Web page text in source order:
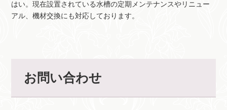
はい。現在設置されている水槽の定期メンテナンスやリニュー
アル、機材交換にも対応しております。
お問い合わせ